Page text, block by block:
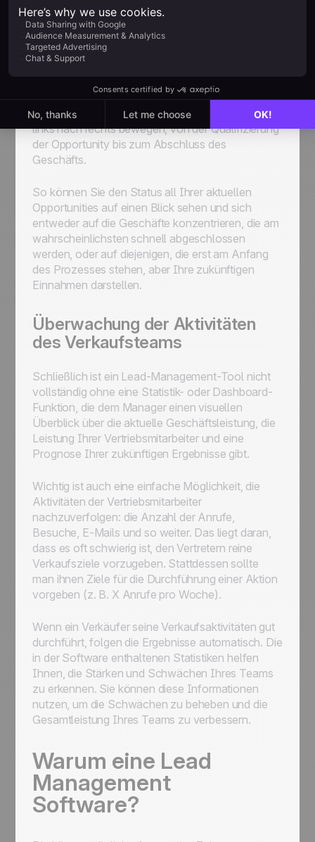
Der erste Schritt besteht darin, die Software so
anzupassen, dass sie Ihren Geschäftsprozess
widerspiegelt. Die Pipeline sollte den
verschiedenen Schritten des
Verkaufsprozesses des
entsprechen und diese
berücksichtigen. Wir nennen es eine Vertriebs-
Pipeline, weil sich Ihre Opportunities visuell von
links nach rechts bewegen, von der Qualifizierung
der Opportunity bis zum Abschluss des
Geschäfts.
So können Sie den Status all Ihrer aktuellen
Opportunities auf einen Blick sehen und sich
entweder auf die Geschäfte konzentrieren, die am
wahrscheinlichsten schnell abgeschlossen
werden, oder auf diejenigen, die erst am Anfang
des Prozesses stehen, aber Ihre zukünftigen
Einnahmen darstellen.
Überwachung der Aktivitäten
des Verkaufsteams
Schließlich ist ein Lead-Management-Tool nicht
vollständig ohne eine Statistik- oder Dashboard-
Funktion, die dem Manager einen visuellen
Überblick über die aktuelle Geschäftsleistung, die
Leistung Ihrer Vertriebsmitarbeiter und eine
Prognose Ihrer zukünftigen Ergebnisse gibt.
Wichtig ist auch eine einfache Möglichkeit, die
Aktivitäten der Vertriebsmitarbeiter
nachzuverfolgen: die Anzahl der Anrufe,
Besuche, E-Mails und so weiter. Das liegt daran,
dass es oft schwierig ist, den Vertretern reine
Verkaufsziele vorzugeben. Stattdessen sollte
man ihnen Ziele für die Durchführung einer Aktion
vorgeben (z. B. X Anrufe pro Woche).
Wenn ein Verkäufer seine Verkaufsaktivitäten gut
durchführt, folgen die Ergebnisse automatisch. Die
in der Software enthaltenen Statistiken helfen
Ihnen, die Stärken und Schwächen Ihres Teams
zu erkennen. Sie können diese Informationen
nutzen, um die Schwächen zu beheben und die
Gesamtleistung Ihres Teams zu verbessern.
Warum eine Lead
Management
Software?